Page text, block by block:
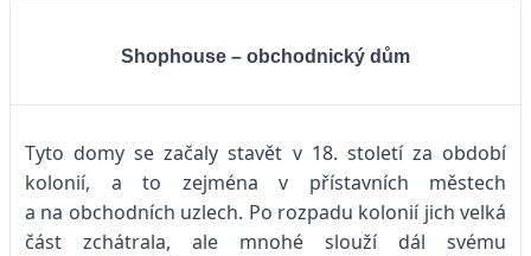
Shophouse – obchodnický dům
Tyto domy se začaly stavět v 18. století za období
kolonií, a to zejména v přístavních městech
a na obchodních uzlech. Po rozpadu kolonií jich velká
část zchátrala, ale mnohé slouží dál svému